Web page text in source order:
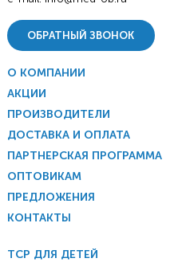
ОБРАТНЫЙ ЗВОНОК
О КОМПАНИИ
АКЦИИ
ПРОИЗВОДИТЕЛИ
ДОСТАВКА И ОПЛАТА
ПАРТНЕРСКАЯ ПРОГРАММА
ОПТОВИКАМ
ПРЕДЛОЖЕНИЯ
КОНТАКТЫ
ТСР ДЛЯ ДЕТЕЙ